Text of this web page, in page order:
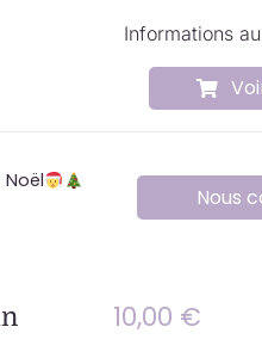
Informations au
Noël
Nous
10,00 €